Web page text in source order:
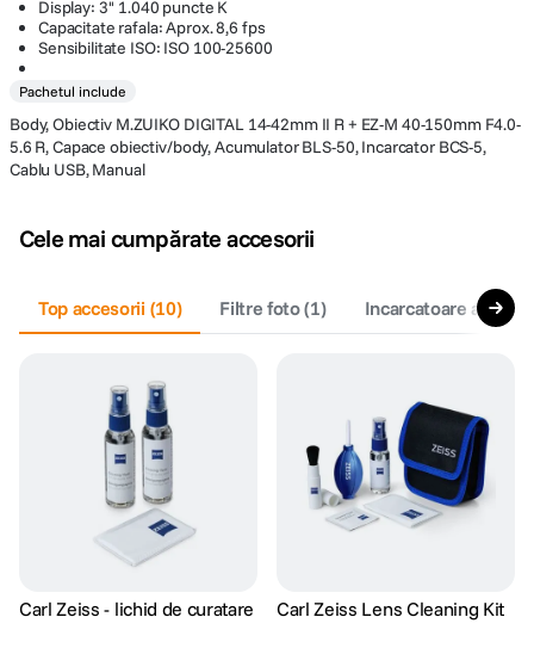
Display: 3'' 1.040 puncte K
Capacitate rafala: Aprox. 8,6 fps
Sensibilitate ISO: ISO 100-25600
Pachetul include
Body, Obiectiv M.ZUIKO DIGITAL 14-42mm II R + EZ-M 40-150mm F4.0-
5.6 R, Capace obiectiv/body, Acumulator BLS-50, Incarcator BCS-5,
Cablu USB, Manual
Cele mai cumpărate accesorii
Top accesorii (10) Filtre foto(1) Incarcatoare
Carl Zeiss - lichid de curatare Carl Zeiss Lens Cleaning Kit